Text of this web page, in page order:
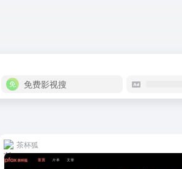
免费影视搜
茶杯狐